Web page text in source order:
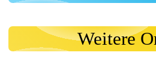
Weitere